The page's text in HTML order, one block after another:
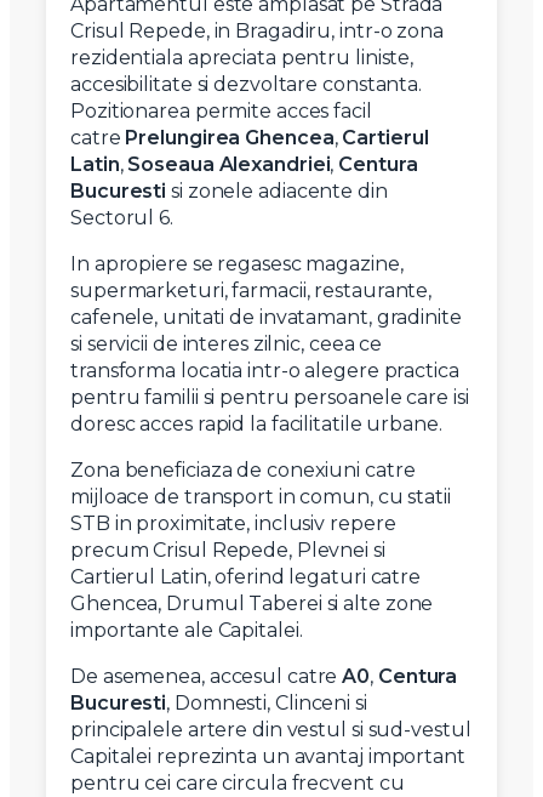
Crisul Repede, in Bragadiru, intr-o zona
rezidentiala apreciata pentru liniste,
accesibilitate si dezvoltare constanta.
Pozitionarea permite acces facil
catre Prelungirea Ghencea, Cartierul
Latin, Soseaua Alexandriei, Centura
Bucuresti si zonele adiacente din
Sectorul 6.
In apropiere se regasesc magazine,
supermarketuri, farmacii, restaurante,
cafenele, unitati de invatamant, gradinite
si servicii de interes zilnic, ceea ce
transforma locatia intr-o alegere practica
pentru familii si pentru persoanele care isi
doresc acces rapid la facilitatile urbane.
Zona beneficiaza de conexiuni catre
mijloace de transport in comun, cu statii
STB in proximitate, inclusiv repere
precum Crisul Repede, Plevnei si
Cartierul Latin, oferind legaturi catre
Ghencea, Drumul Taberei si alte zone
importante ale Capitalei.
De asemenea, accesul catreA0, Centura
Bucuresti, Domnesti, Clinceni si
principalele artere din vestul si sud-vestul
Capitalei reprezinta un avantaj important
pentru cei care circula frecvent cu